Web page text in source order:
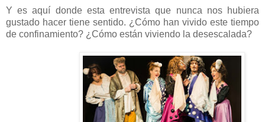
Y es aquí donde esta entrevista que nunca nos hubiera
gustado hacer tiene sentido. ¿Cómo han vivido este tiempo
de confinamiento? ¿Cómo están viviendo la desescalada?